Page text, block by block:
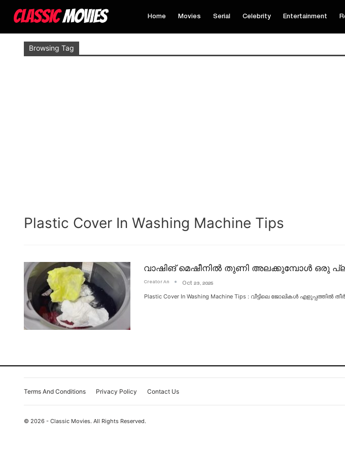
Home Movies Serial Celebrity Entertainment
Browsing Tag
Plastic Cover In Washing Machine Tips
വാഷിങ് മെഷീനിൽ തുണി അലക്കുമ്പോൾ ഒരു
Creator An Oct 23, 2025
Plastic Cover In Washing Machine Tips : വീട്ടിലെ ജോലികൾ
Terms And Conditions Privacy Policy Contact Us
© 2026 - Classic Movies. All Rights Reserved.